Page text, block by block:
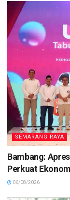
SEMARANG RAYA
Bambang:
Perkuat
06/08/2026